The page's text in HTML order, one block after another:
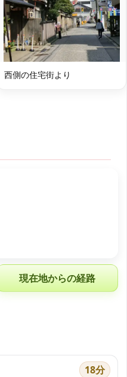
西側の住宅街より
現在地からの経路
18分